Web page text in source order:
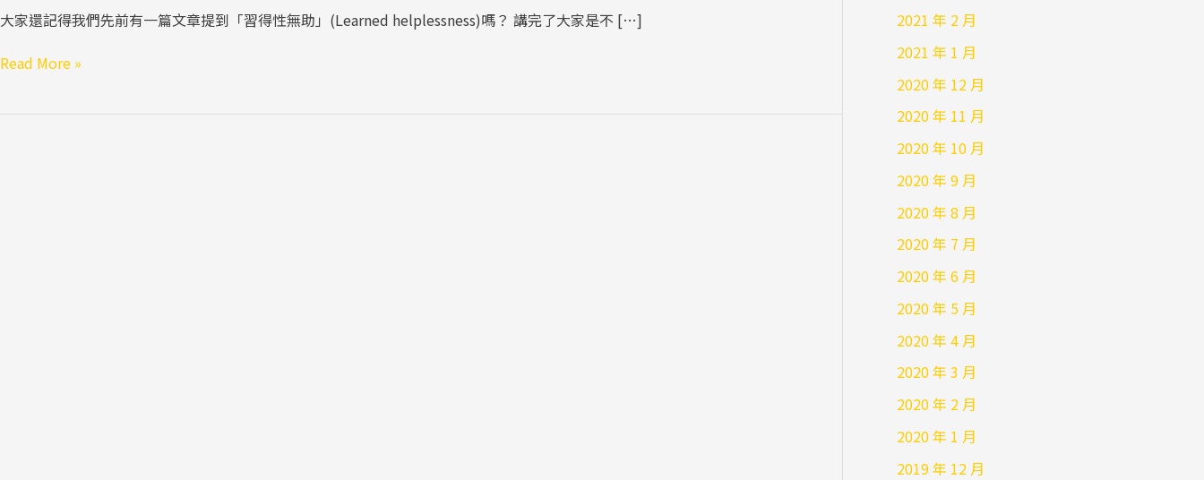
大家還記得我們先前有一篇文章提到「習得性無助」(Learned helplessness)嗎？ 講完了大家是不 […]
Read More »
2021 年 2 月
2021 年 1 月
2020 年 12 月
2020 年 11 月
2020 年 10 月
2020 年 9 月
2020 年 8 月
2020 年 7 月
2020 年 6 月
2020 年 5 月
2020 年 4 月
2020 年 3 月
2020 年 2 月
2020 年 1 月
2019 年 12 月